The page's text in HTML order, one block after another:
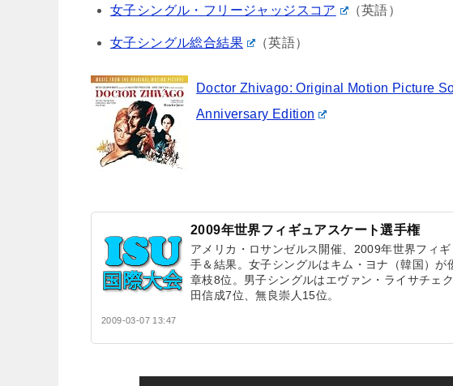
女子シングル・フリージャッジスコア （英語）
女子シングル総合結果 （英語）
Doctor Zhivago: Original Motion Picture
Anniversary Edition
2009年世界フィギュアスケート選手権
アメリカ・ロサンゼルス開催、2009年世界フィ
手＆結果。女子シングルはキム・ヨナ（韓国）
章枝8位。男子シングルはエヴァン・ライサチェ
田信成7位、無良崇人15位。
2009-03-07 13:47